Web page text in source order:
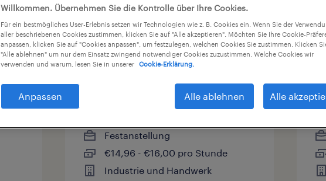
Lübtheen, Mecklenburg-
Festanstellung
€14,96 - €16,00 pro Stunde
Industrie und Handwerk
Willkommen. Übernehmen Sie die Kontrolle über Ihre Cookies.
Für ein bestmögliches User-Erlebnis setzen wir Technologien wie z. B. Cookies ein. Wenn Sie der
aller beschriebenen Cookies zustimmen, klicken Sie auf "Alle akzeptieren". Möchten Sie Ihre Cookie-
anpassen, klicken Sie auf "Cookies anpassen", um festzulegen, welchen Cookies Sie zustimmen. Klicken
"Alle ablehnen" um nur dem Einsatz zwingend notwendiger Cookies zuzustimmen. Welche Cookies wir
verwenden und warum, lesen Sie in unserer
Cookie-Erklärung.
Anpassen Alle ablehnen Alle